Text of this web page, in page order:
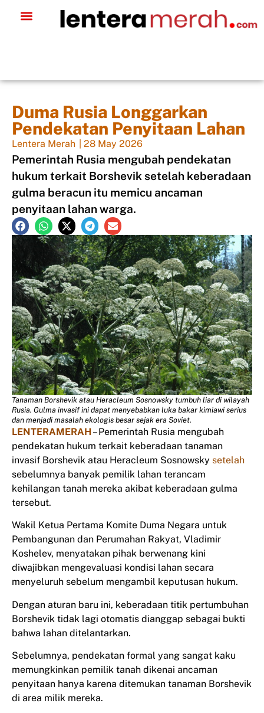
Duma Rusia Longgarkan
Pendekatan Penyitaan Lahan
Lentera Merah 28 May 2026
Pemerintah Rusia mengubah pendekatan
hukum terkait Borshevik setelah keberadaan
gulma beracun itu memicu ancaman
penyitaan lahan warga.
Tanaman Borshevik atau Heracleum Sosnowsky tumbuh liar di wilayah
Rusia. Gulma invasif ini dapat menyebabkan luka bakar kimiawi serius
dan menjadi masalah ekologis besar sejak era Soviet.
LENTERAMERAH – Pemerintah Rusia mengubah
pendekatan hukum terkait keberadaan tanaman
invasif Borshevik atau Heracleum Sosnowsky setelah
sebelumnya banyak pemilik lahan terancam
kehilangan tanah mereka akibat keberadaan gulma
tersebut.
Wakil Ketua Pertama Komite Duma Negara untuk
Pembangunan dan Perumahan Rakyat, Vladimir
Koshelev, menyatakan pihak berwenang kini
diwajibkan mengevaluasi kondisi lahan secara
menyeluruh sebelum mengambil keputusan hukum.
Dengan aturan baru ini, keberadaan titik pertumbuhan
Borshevik tidak lagi otomatis dianggap sebagai bukti
bahwa lahan ditelantarkan.
Sebelumnya, pendekatan formal yang sangat kaku
memungkinkan pemilik tanah dikenai ancaman
penyitaan hanya karena ditemukan tanaman Borshevik
di area milik mereka.